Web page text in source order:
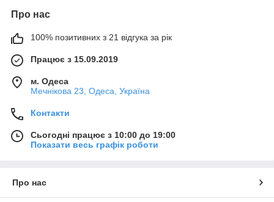
Про нас
100% позитивних з 21 відгука за рік
Працює з 15.09.2019
м. Одеса
Мечнікова 23, Одеса, Україна
Контакти
Сьогодні працює з 10:00 до 19:00
Показати весь графік роботи
Про нас